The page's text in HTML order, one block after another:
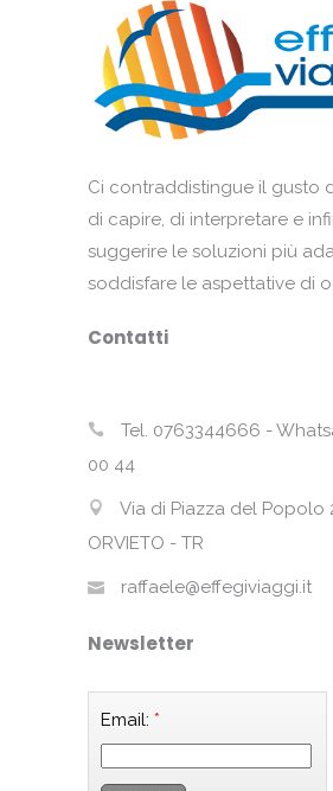
Ci contraddistingue il gusto
di capire, di interpretare e
suggerire le soluzioni più
soddisfare le aspettative di
Contatti
Tel. 0763344666 -
00 44
Via di Piazza del Popolo
ORVIETO - TR
raffaele@effegiviaggi.it
Newsletter
Email: *